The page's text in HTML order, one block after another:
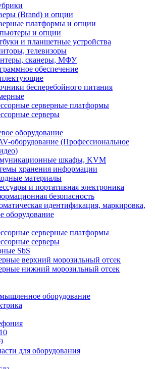
(Brand) и опции
платформы и опции
и опции
и планшетные устройства
телевизоры
сканеры, МФУ
обеспечение
бесперебойного питания
серверные платформы
серверы
оборудование
оборудование (Профессиональное
шкафы, KVM
хранения информации
материалы
и портативная электроника
безопасность
идентификация, маркировка,
оборудование
серверные платформы
серверы
SbS
верхний морозильный отсек
нижний морозильный отсек
оборудование
для оборудования